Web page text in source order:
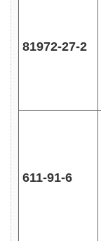
81972-27-2
611-91-6